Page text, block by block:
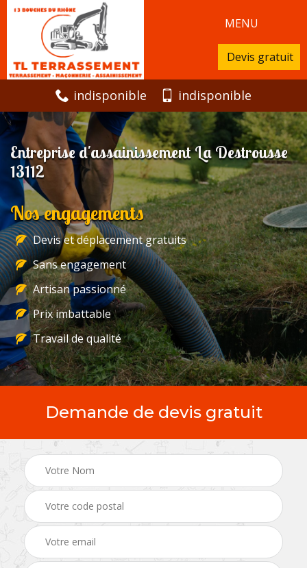
MENU
Devis gratuit
indisponible indisponible
Entreprise d'assainissement La Destrousse
13112
Nos engagements
Devis et déplacement gratuits
Sans engagement
Artisan passionné
Prix imbattable
Travail de qualité
Demande de devis gratuit